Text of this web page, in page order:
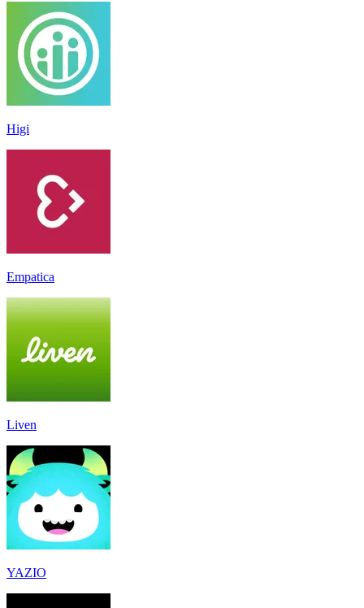
Higi
Empatica
Liven
YAZIO